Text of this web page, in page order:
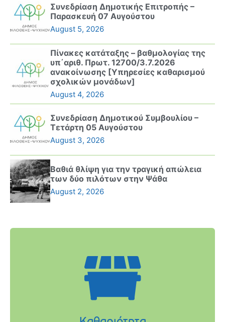
Συνεδρίαση Δημοτικής Επιτροπής –
Παρασκευή 07 Αυγούστου
August 5, 2026
Πίνακες κατάταξης – βαθμολογίας της
υπ΄αριθ. Πρωτ. 12700/3.7.2026
ανακοίνωσης [Υπηρεσίες καθαρισμού
σχολικών μονάδων]
August 4, 2026
Συνεδρίαση Δημοτικού Συμβουλίου –
Τετάρτη 05 Αυγούστου
August 3, 2026
Βαθιά θλίψη για την τραγική απώλεια
των δύο πιλότων στην Ψάθα
August 2, 2026